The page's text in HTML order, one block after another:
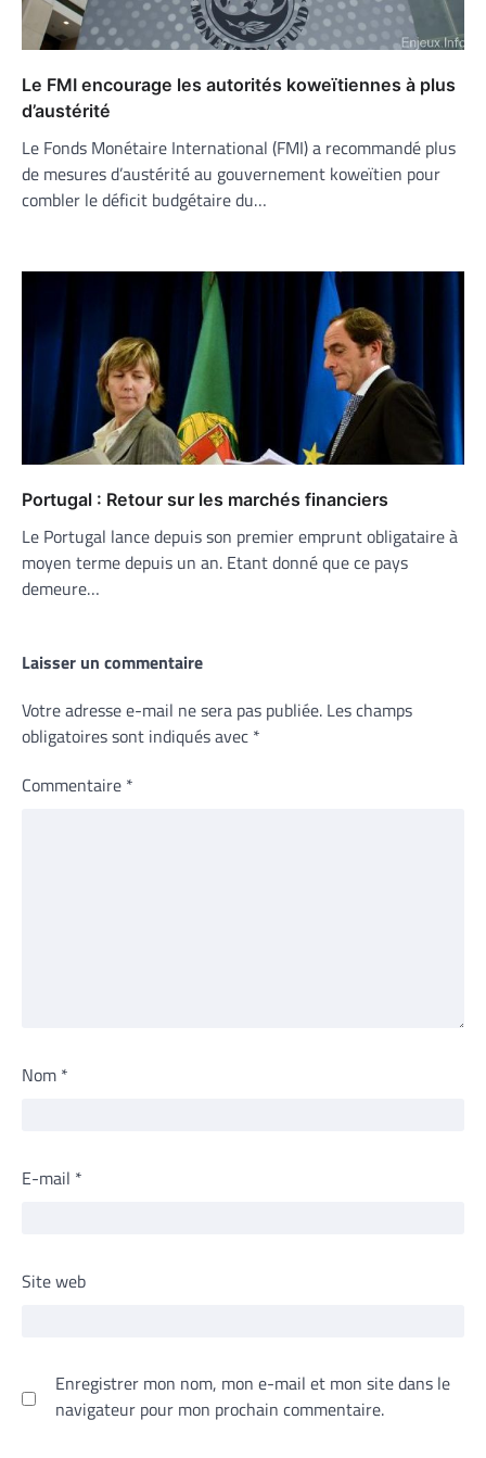
Le FMI encourage les autorités koweïtiennes à plus
d’austérité
Le Fonds Monétaire International (FMI) a recommandé plus
de mesures d’austérité au gouvernement koweïtien pour
combler le déficit budgétaire du…
Portugal : Retour sur les marchés financiers
Le Portugal lance depuis son premier emprunt obligataire à
moyen terme depuis un an. Etant donné que ce pays
demeure…
Laisser un commentaire
Votre adresse e-mail ne sera pas publiée. Les champs
obligatoires sont indiqués avec *
Commentaire *
Nom *
E-mail *
Site web
Enregistrer mon nom, mon e-mail et mon site dans le
navigateur pour mon prochain commentaire.